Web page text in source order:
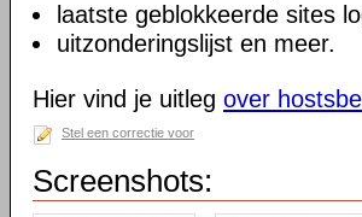
laatste geblokkeerde sites
uitzonderingslijst en meer.
Hier vind je uitleg over
Stel een correctie voor
Screenshots: